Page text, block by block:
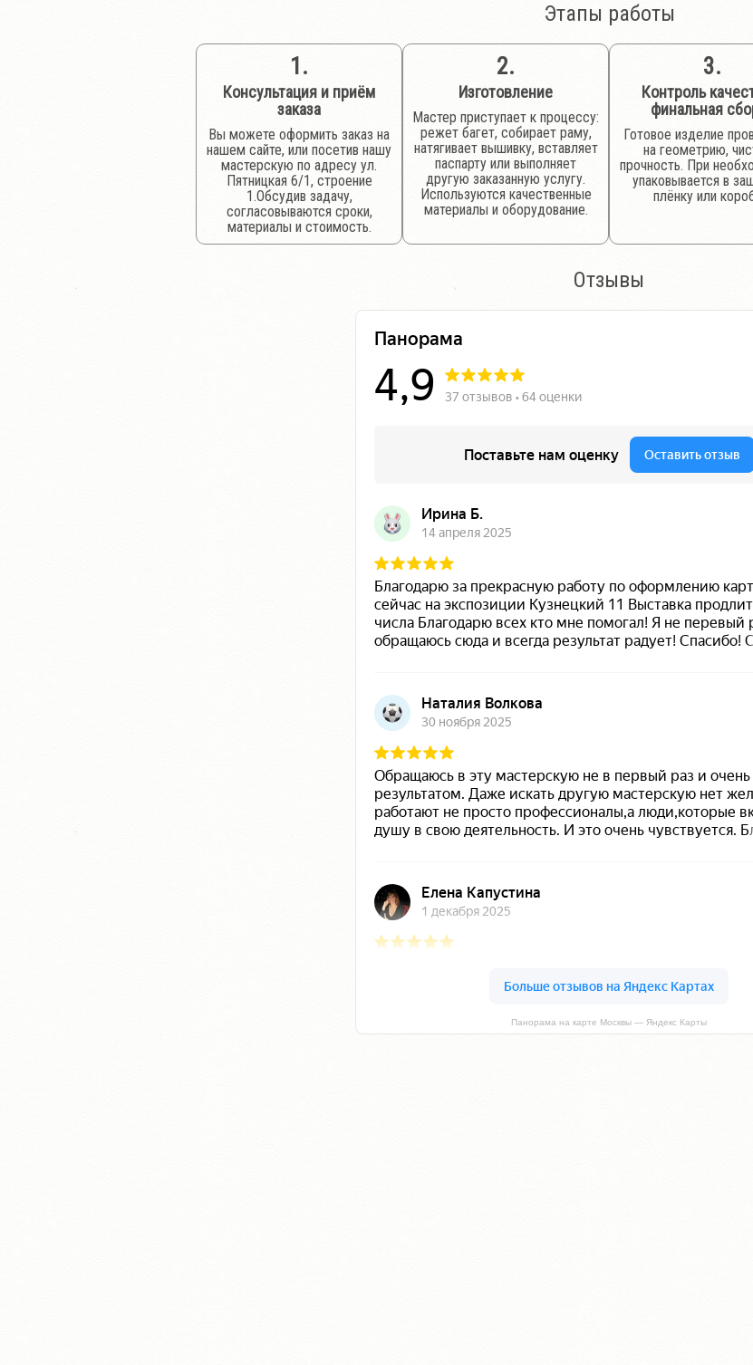
Этапы работы
1.
Консультация и приём
заказа
Вы можете оформить заказ на
нашем сайте, или посетив нашу
мастерскую по адресу ул.
Пятницкая 6/1, строение
1.Обсудив задачу,
согласовываются сроки,
материалы и стоимость.
2.
Изготовление
Мастер приступает к процессу:
режет багет, собирает раму,
натягивает вышивку, вставляет
паспарту или выполняет
другую заказанную услугу.
Используются качественные
материалы и оборудование.
3.
Контроль
финальная
Готовое изделие
на геометрию,
прочность. При
упаковывается в
плёнку или
Отзывы
Панорама на карте Москвы — Яндекс Карты